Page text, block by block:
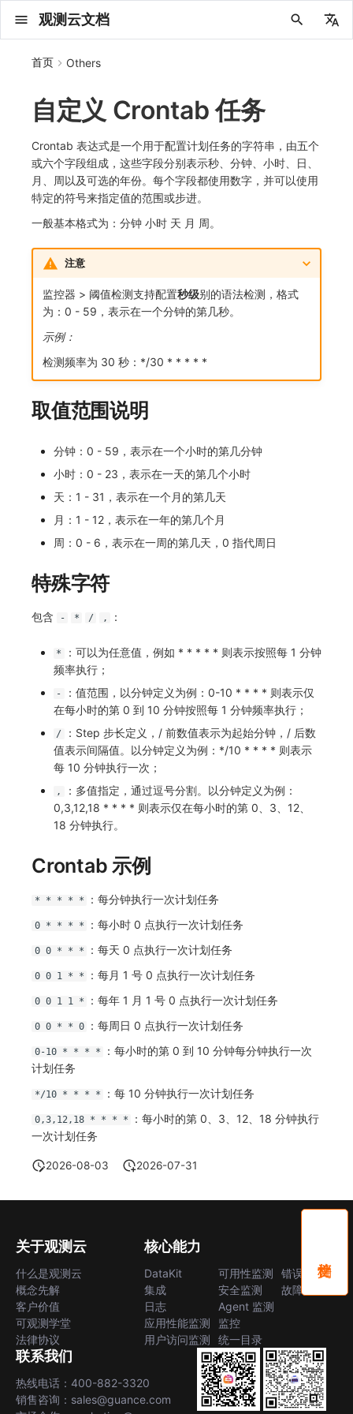
观测云文档
2025 年
2024 年
2023 年
2022 年
2019 年
概念先解
客户价值
注册免费版
注册商业版
从官网注册商业版
从云厂商注册商业版
版本区分
常见问题
安装并使用 DataKit 在 Linux 上安装
在 Windows 上安装
在 macOS 上安装
Datakit Operator
快速创建仪表板
开始使用监控器
开启 APM 链路追踪
更新日志 2025
2021~2024
DataKit 安装
主机安装
容器安装
批量安装
DataKit 使用
服务管理
状态查看
更新
虚拟互联网接入
DataKit 配置
主配置
采集器配置
选举配置
HTTP API
文档撰写
DQL 查询入口
DQL 函数
高级函数
DBSCAN
本地 Func 如何上报自定义高级函数
DQL VS 其它查询语言
PromQL 快速上手
管理 Pipelines
Pipeline 手册
快速开始
基础和原理
Platypus 语法
仪表板 列表管理
页面管理
可视化图表
图表类型
图表配置
图表查询
视图变量
变量查询
对象映射
快速搭建
列表管理
页面管理
内置视图
绑定内置视图
常见问题
创建/编辑笔记
Chart Block 配置说明
所有事件
未恢复事件
变更事件
智能监控事件
创建错误投递规则
错误列表
错误规则详情
常见问题
创建 Issue
管理 Issue
分析看板
等级定义
Issue 发现
通知策略
故障列表
故障详情
故障分析看板
等级定义
等级映射
故障自动分析
类型
分析看板
数据库
总览
拓扑
网络流
数据上报
常见问题
新建实体对象
实体列表
实体详情
实体类型管理
指标采集
指标分析
指标管理
生成指标
日志采集
浏览器日志采集
小程序日志采集
日志查看器
日志列表
日志详情
日志索引
原生直写索引
外部索引
跨工作空间索引查询
常见问题
数据采集 关联 Web 应用访问
配置应用性能监测采样
应用性能监测关联日志
性能指标
服务拓扑
服务详情
分析看板
手动安装
自动注入
查看器
Web 应用接入
前端框架插件接入
SSR 框架下接入
用户操作 Action
WebSocket 长连接采集
FAQ
更新日志
小程序
更新日志
应用接入
远程配置与强制采样
Android
更新日志
快速开始
应用接入
故障排查
iOS/tvOS/macOS
更新日志
迁移指南
快速开始
应用数据采集
更新日志
快速开始
应用接入
故障排查
更新日志
快速开始
应用接入
故障排查
更新日志
快速开始
应用接入
故障排查
UniApp
更新日志
快速开始
应用接入
故障排查
macOS
快速开始
应用接入
配置说明
Windows
更新日志
快速开始
应用接入
应用数据采集
快速开始
应用接入
配置说明
快速开始
应用接入
配置说明
Session（会话）
View（页面）
Resource（资源）
分析看板
会话重放
Web
移动端
用户洞察
会话热图
漏斗分析
SourceMap
SourceMap 配置
脚本上传 sourcemap
Webpack 上传 sourcemap
自定义环境变量
数据拦截与修改
页面性能
内容安全策略
拨测任务 API 拨测
网络路径拨测
多步拨测
查看器
自建节点管理
新建检测规则 官方检测库
自定义创建
管理检测规则
执行日志
语法
内置函数
数据采集
查看器
监控器 官方模板库
检测规则
自定义模板库
真值表
智能监控
应用智能检测
云账单智能监控
主机智能检测
新建 SLO
管理 SLO
SLO 详情
静默管理
新建告警策略
管理告警策略
告警聚合通知模板
钉钉机器人
企业微信机器人
飞书机器人
语音电话
常见问题
账号设置
偏好设置
其他设置
空间设置
关键指标
功能菜单
日志延迟可见
字段管理
全局标签
环境变量
成员管理
邀请成员
权限清单
API Keys 管理
Open API
常见问题
数据转发
新建转发规则
管理转发规则
FAQ
数据访问
正则表达式
模版库
跨工作空间授权
敏感数据扫描
创建扫描规则
管理扫描规则
SAML
OIDC
角色映射
支持中心
Status Page
工单管理
应用列表 新建 Agent 监测应用
新建 LLM 监测应用
查看器
分析看板
查看器 搜索
筛选
时间控件
保存快照
分享快照
Obsy Copilot 可观测分析
数据检索
资源生成
套餐与积分
Agent 管理 Agent 创建
Agent 容器安装
Agent 服务运维
消息渠道
我的任务
自动化
任务接入
OWL CLI 手动安装
自动安装
快速开始
OWL MCP Server
快速开始
工具清单
故障排查
更新日志
公共请求参数
公共响应结构
接口签名认证
使用限制
公共错误定义
仪表板
仪表板轮播
笔记
服务管理
未恢复事件列出
获取事件内容
手动恢复事件
异常追踪
频道
Issue
日程
故障列表
值班
配置管理
错误中心
错误中心
错误中心规则
基础设施
资源目录
统一目录
实体列表
拓扑图
聚类查询
索引
数据转发
获取指标集相关信息
聚合生成指标
用户访问监测
应用
SourceMap
拨测任务
自建节点管理
监控器
SLO
智能巡检
应用
字段管理
全局标签
成员管理
Pipelines
工作空间自定义配置
属性声明
跨空间授权
跨站点授权
列出
新建
分享
DQL 数据异步查询
DQL 数据查询(旧版)
DQL 数据查询
列出
执行外部函数
账单分析
获取账单计费项消费累计
获取账单信息
获取账户余额
免登录 Token
生成认证 code
获取时序趋势图
Func 托管版
云账号管理
AWS
阿里云
华为云
外部数据源
一般图表数据返回
拓扑图数据返回
脚本市场
基础
云同步脚本集
数据存储策略
商业版
计费产生逻辑
计费价格明细
企业版
常见问题
费用结算方式 费用中心账号结算
阿里云账号结算
亚马逊云账号结算
常见问题
注册与版本
结算与账单
名词解释
登录方式
账户概览
支持中心
工作空间管理
常见问题
发布历史 2025 年
2024 年
2023 年
私有化版本说明
产品部署
部署必读
如何申请 License
基础设施部署
部署方案
开始使用
如何开始
升级商业版
SSO 管理
部署配置手册
运维FAQ
使用FAQ
计量数据结构与使用
公共请求参数
公共响应结构
签名认证
前台账号
列出
获取
新增
修改品牌标识
列出
创建
获取
列出
添加成员
修改
工作空间
列出
创建
获取
删除
获取图片相关资源
自定义工作空间绑定信息
修改品牌标识
工作空间-查询索引信息列表
工作空间 API Key
新建
获取
修改
工作空间内置 API Key
初始化并获取
修改
列出
角色管理
列出
获取
修改ISSUE
分组管理
列出
创建
修改
有效的等级列表
模板管理
模版-列出
模版-获取模版详情
模版-导入自定义系统模版
数据查询
DQL数据查询
登录映射规则
添加映射配置
修改映射配置
映射配置列出
场景-仪表板
标识ID导入
apm 服务列出
service map
DataKit清单
在线 Datakit 列表
关于内置角色的说明
未恢复事件查询
拓扑图图表接口
单位说明
部署版跨站点授权
同组织跨工作空间 Trace 查询
观测云商业版订阅协议
观测云专属版订阅协议
观测云免费版订阅协议
观测云 SaaS 服务等级协议
数据安全协议
观测云费用中心用户充值协议
观测云费用中心服务协议
观测云移动应用隐私政策
观测云移动 SDK 隐私政策
数据处理协议（DPA）
观测云费用中心账号注销须知
观测云 Obsy AI 智能服务使用协议
首页 Others
自定义 Crontab 任务
Crontab 表达式是一个用于配置计划任务的字符串，由五个
或六个字段组成，这些字段分别表示秒、分钟、小时、日、
月、周以及可选的年份。每个字段都使用数字，并可以使用
特定的符号来指定值的范围或步进。
一般基本格式为：分钟 小时 天 月 周。
注意
监控器 > 阈值检测支持配置秒级别的语法检测，格式
为：0 - 59，表示在一个分钟的第几秒。
示例：
检测频率为 30 秒：*/30 * * * * *
取值范围说明
分钟：0 - 59，表示在一个小时的第几分钟
小时：0 - 23，表示在一天的第几个小时
天：1 - 31，表示在一个月的第几天
月：1 - 12，表示在一年的第几个月
周：0 - 6，表示在一周的第几天，0 指代周日
特殊字符
包含 - * / , ：
*
：可以为任意值，例如 * * * * * 则表示按照每 1 分钟
频率执行；
-
：值范围，以分钟定义为例：0-10 * * * * 则表示仅
在每小时的第 0 到 10 分钟按照每 1 分钟频率执行；
/
：Step 步长定义，/ 前数值表示为起始分钟，/ 后数
值表示间隔值。以分钟定义为例：*/10 * * * * 则表示
每 10 分钟执行一次；
,
：多值指定，通过逗号分割。以分钟定义为例：
0,3,12,18 * * * * 则表示仅在每小时的第 0、3、12、
18 分钟执行。
Crontab 示例
* * * * * ：每分钟执行一次计划任务
0 * * * * ：每小时 0 点执行一次计划任务
0 0 * * * ：每天 0 点执行一次计划任务
0 0 1 * * ：每月 1 号 0 点执行一次计划任务
0 0 1 1 * ：每年 1 月 1 号 0 点执行一次计划任务
0 0 * * 0 ：每周日 0 点执行一次计划任务
0-10 * * * *
：每小时的第 0 到 10 分钟每分钟执行一次
计划任务
*/10 * * * * ：每 10 分钟执行一次计划任务
0,3,12,18 * * * *
：每小时的第 0、3、12、18 分钟执行
一次计划任务
2026-08-03 2026-07-31
关于观测云
什么是观测云
概念先解
客户价值
可观测学堂
法律协议
核心能力
DataKit
集成
日志
应用性能监测
用户访问监测
可用性监测
安全监测
Agent 监测
监控
统一目录
错误中心
故障中心
联系我们
热线电话：400-882-3320
销售咨询：sales@guance.com